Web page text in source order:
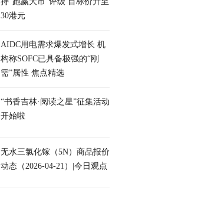
30港元
AIDC用电需求爆发式增长 机
构称SOFC已具备极强的“刚
需”属性 焦点精选
“书香吉林·阅读之星”征集活动
开始啦
无水三氯化镓（5N）商品报价
动态（2026-04-21）|今日观点